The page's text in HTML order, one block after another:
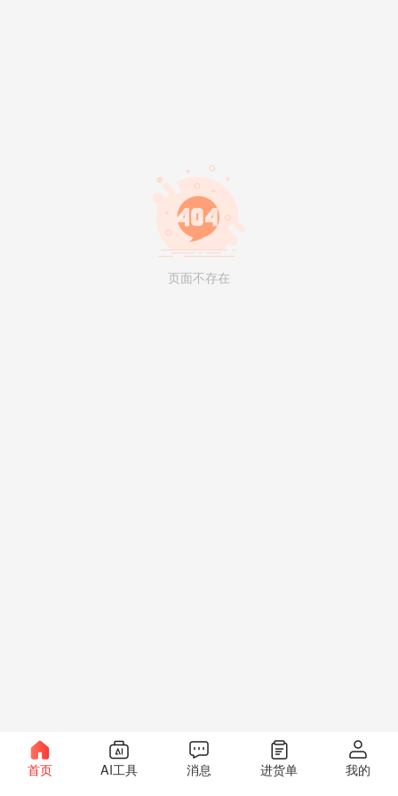
页面不存在
首页 AI工具 消息 进货单 我的